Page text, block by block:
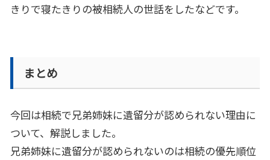
きりで寝たきりの被相続人の世話をしたなどです。
まとめ
今回は相続で兄弟姉妹に遺留分が認められない理由に
ついて、解説しました。
兄弟姉妹に遺留分が認められないのは相続の優先順位